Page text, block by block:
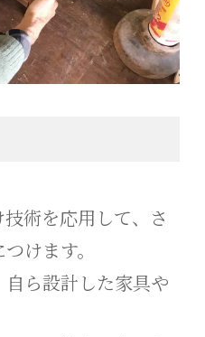
術を応用して、さ
けます。
ら設計した家具や